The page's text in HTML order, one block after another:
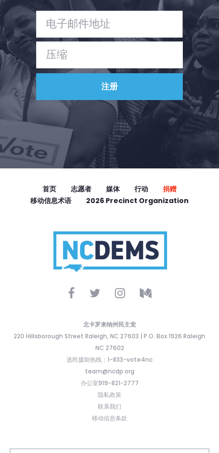
首页 志愿者 媒体 行动
捐赠
移动信息术语
2026 Precinct Organization
北卡罗来纳州民主党
220 Hillsborough Street Raleigh, NC 27603 | P.O. Box 1926 Raleigh
NC 27602
选民援助热线：1-833-vote4nc
team@ncdp.org
办公室919-821-2777
隐私政策
联系我们
移动信息条款